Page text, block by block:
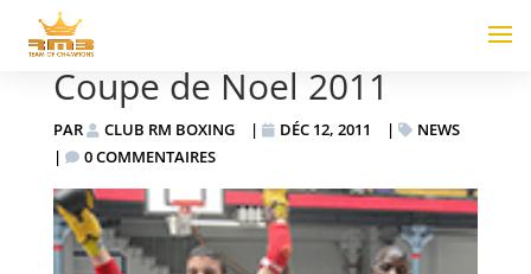
Coupe de Noel 2011
PAR CLUB RM BOXING | DÉC 12, 2011 |
NEWS
|
0 COMMENTAIRES